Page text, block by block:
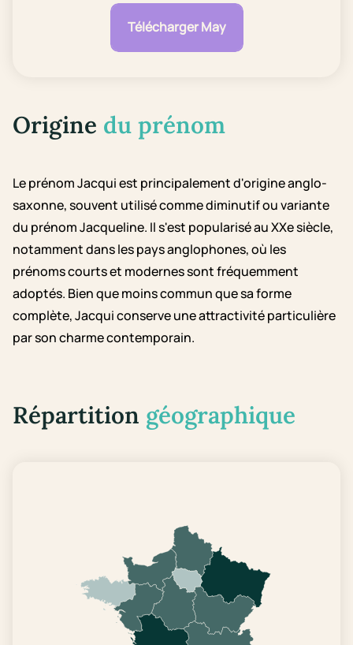
Télécharger May
Origine du prénom
Le prénom Jacqui est principalement d'origine anglo-
saxonne, souvent utilisé comme diminutif ou variante
du prénom Jacqueline. Il s'est popularisé au XXe siècle,
notamment dans les pays anglophones, où les
prénoms courts et modernes sont fréquemment
adoptés. Bien que moins commun que sa forme
complète, Jacqui conserve une attractivité particulière
par son charme contemporain.
Répartition géographique